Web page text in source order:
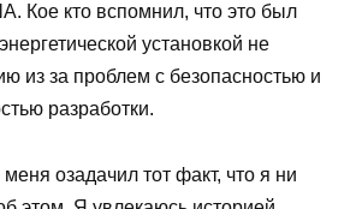
Кое кто вспомнил, что это был
установкой не
из за проблем с безопасностью и
разработки.
озадачил тот факт, что я ни